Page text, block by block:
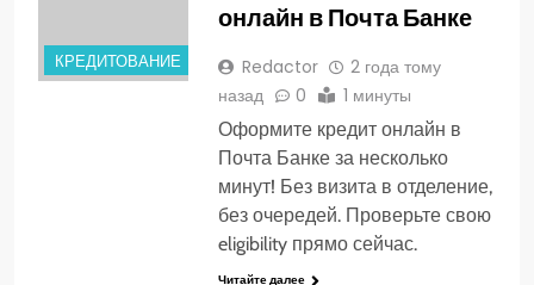
КРЕДИТОВАНИЕ
онлайн в Почта Банке
Redactor
2 года тому
назад
0 1 минуты
Оформите кредит онлайн в
Почта Банке за несколько
минут! Без визита в отделение,
без очередей. Проверьте свою
eligibility прямо сейчас.
Читайте далее